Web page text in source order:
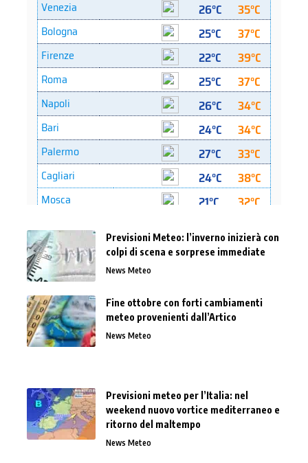
Previsioni Meteo: l’inverno inizierà con
colpi di scena e sorprese immediate
News Meteo
Fine ottobre con forti cambiamenti
meteo provenienti dall’Artico
News Meteo
Previsioni meteo per l’Italia: nel
weekend nuovo vortice mediterraneo e
ritorno del maltempo
News Meteo